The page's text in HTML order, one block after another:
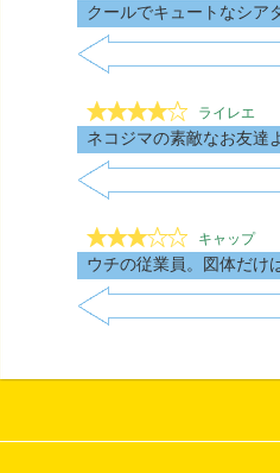
クールでキュートなシア
ライレエ
ネコジマの素敵なお友達
キャップ
ウチの従業員。図体だけ